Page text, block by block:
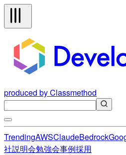
produced by Classmethod
TrendingAWSClaudeBedrock
社説明会勉強会事例採用